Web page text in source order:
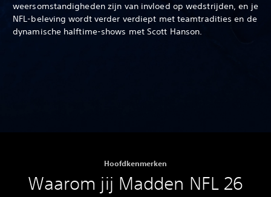
weersomstandigheden zijn van invloed op wedstrijden, en je
NFL-beleving wordt verder verdiept met teamtradities en de
dynamische halftime-shows met Scott Hanson.‎
Hoofdkenmerken
Waarom jij Madden NFL 26